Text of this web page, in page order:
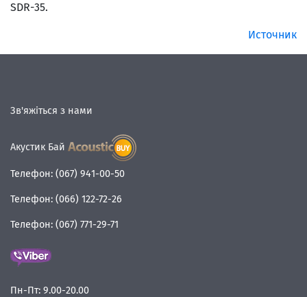
SDR-35.
Источник
Зв'яжіться з нами
Акустик Бай
Телефон: (067) 941-00-50
Телефон: (066) 122-72-26
Телефон: (067) 771-29-71
Пн-Пт: 9.00-20.00